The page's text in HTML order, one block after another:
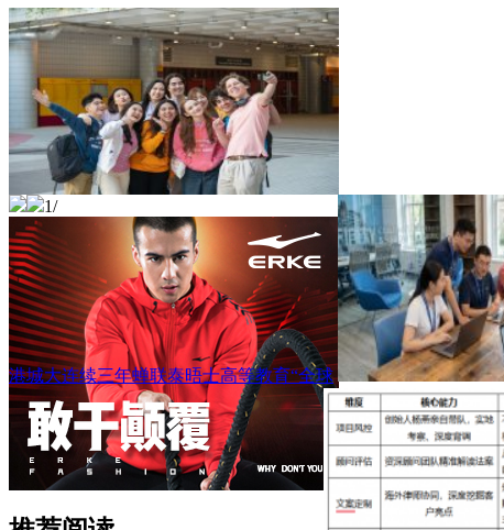
港城大连续三年蝉联泰晤士高等教育“全球
1/